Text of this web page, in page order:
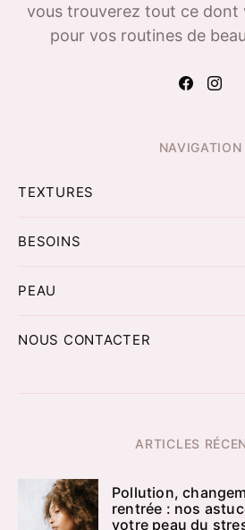
vous trouverez tout ce dont
pour vos routines de
NAVIGATION
TEXTURES
BESOINS
PEAU
NOUS CONTACTER
ARTICLES
Pollution,
rentrée : nos
votre peau du